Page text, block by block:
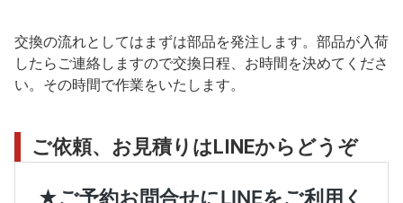
交換の流れとしてはまずは部品を発注します。部品が入荷
したらご連絡しますので交換日程、お時間を決めてくださ
い。その時間で作業をいたします。
ご依頼、お見積りはLINEからどうぞ